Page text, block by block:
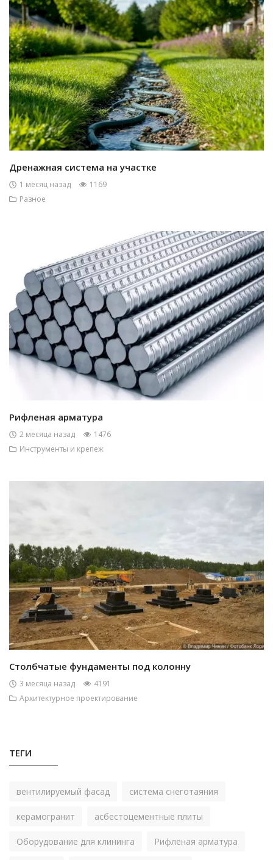
Дренажная система на участке
1 месяц назад
1169
Разное
Рифленая арматура
2 месяца назад
1476
Инструменты и крепеж
Столбчатые фундаменты под колонну
3 месяца назад
4191
Архитектурное проектирование
ТЕГИ
вентилируемый фасад система снеготаяния
керамогранит асбестоцементные плиты
Оборудование для клининга Рифленая арматура